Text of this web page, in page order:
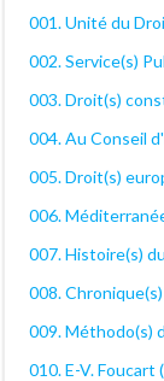
001. Unité du
002. Service(s)
003. Droit(s)
004. Au Conseil
005. Droit(s)
006.
007. Histoire(s)
008.
009. Méthodo(s)
010. E-V. Foucart